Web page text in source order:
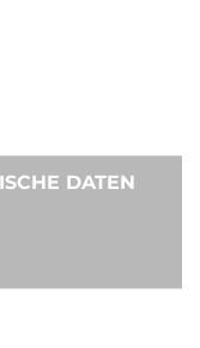
DATEN